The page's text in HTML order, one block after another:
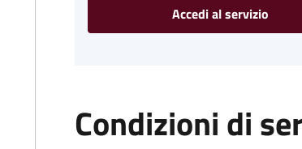
Accedi al servizio
Condizioni di